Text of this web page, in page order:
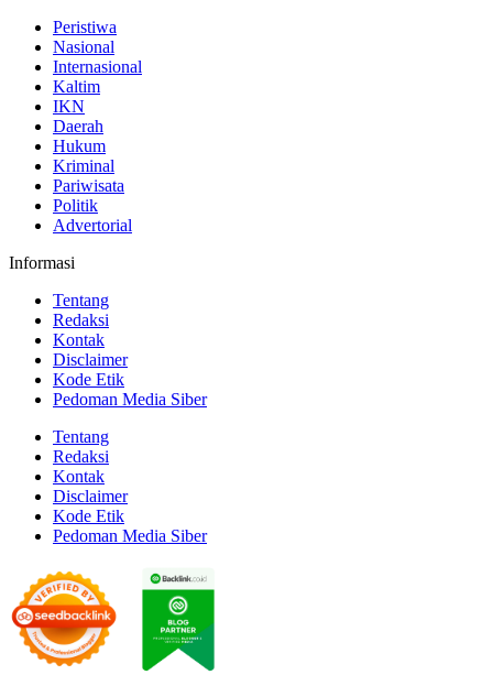
Peristiwa
Nasional
Internasional
Kaltim
IKN
Daerah
Hukum
Kriminal
Pariwisata
Politik
Advertorial
Informasi
Tentang
Redaksi
Kontak
Disclaimer
Kode Etik
Pedoman Media Siber
Tentang
Redaksi
Kontak
Disclaimer
Kode Etik
Pedoman Media Siber